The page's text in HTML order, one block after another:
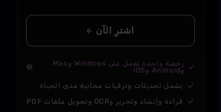
اشترِ الآن
رخصة واحدة تعمل على Windows وMac
يشمل تحديثات وترقيات مجانية مدى الحياة
قراءة وإنشاء وتحرير وOCR وتحويل ملفات PDF